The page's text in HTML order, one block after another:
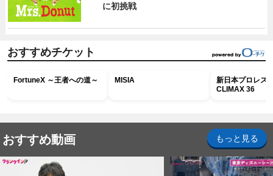
に初挑戦
おすすめチケット
FortuneX ～王者への道～ MISIA
新日本プロレス
CLIMAX 36
おすすめ動画 もっと見る